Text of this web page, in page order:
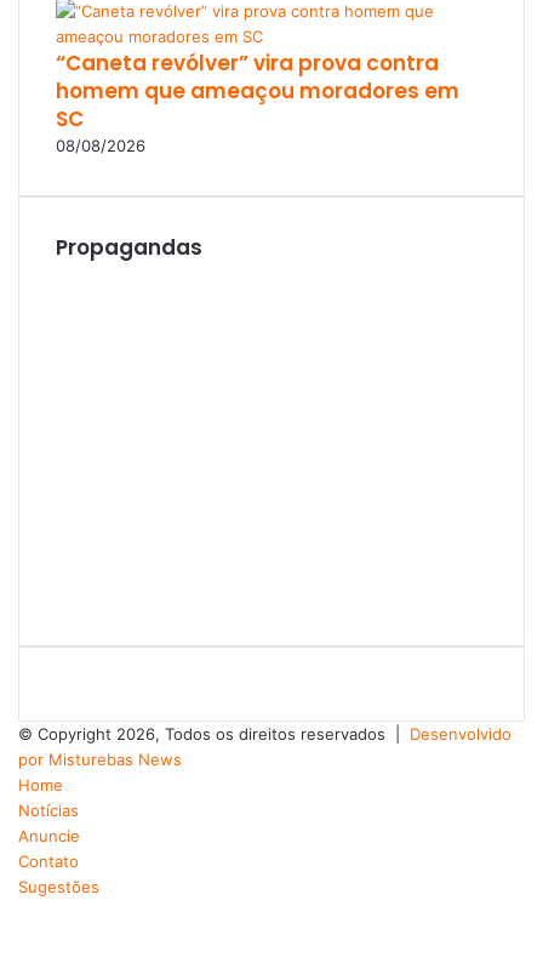
“Caneta revólver” vira prova contra
homem que ameaçou moradores em
SC
08/08/2026
Propagandas
© Copyright 2026, Todos os direitos reservados | Desenvolvido
por Misturebas News
Home
Notícias
Anuncie
Contato
Sugestões